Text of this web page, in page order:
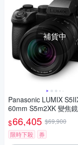
補貨中
Panasonic LUMIX
60mm S5m2XK 變焦
貨 DC-S5M2XK
$66,405 $69,900
限時下殺
券